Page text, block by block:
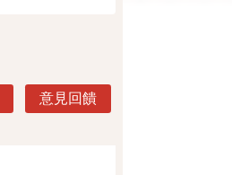
意見回饋